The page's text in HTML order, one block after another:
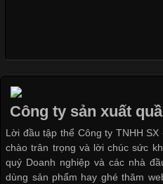
Áo phông là một trong những
đời sống hiện đại nhờ sự tiện
Không chỉ xuất hiện trong thời
được ứng dụng rộng rãi trong
biệt là các sản phẩm từ vải thun.
Công ty sản xuất
Lời đầu tập thể Công ty TNHH
chào trân trọng và lời chúc sức
quý Doanh nghiệp và các nhà
dùng sản phẩm hay ghé thăm